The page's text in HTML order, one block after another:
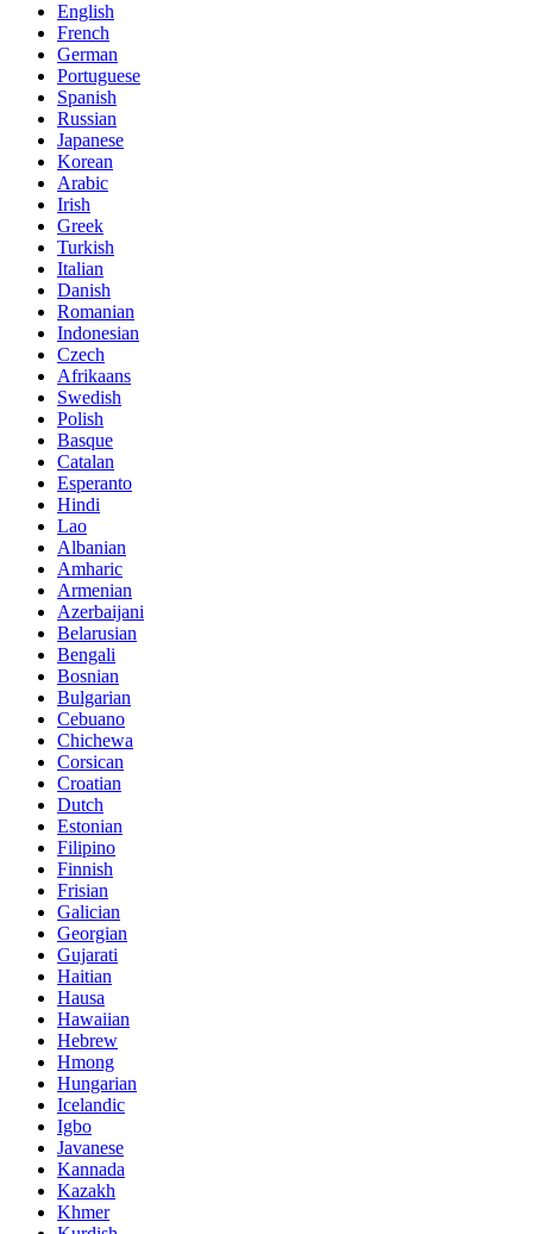
English
French
German
Portuguese
Spanish
Russian
Japanese
Korean
Arabic
Irish
Greek
Turkish
Italian
Danish
Romanian
Indonesian
Czech
Afrikaans
Swedish
Polish
Basque
Catalan
Esperanto
Hindi
Lao
Albanian
Amharic
Armenian
Azerbaijani
Belarusian
Bengali
Bosnian
Bulgarian
Cebuano
Chichewa
Corsican
Croatian
Dutch
Estonian
Filipino
Finnish
Frisian
Galician
Georgian
Gujarati
Haitian
Hausa
Hawaiian
Hebrew
Hmong
Hungarian
Icelandic
Igbo
Javanese
Kannada
Kazakh
Khmer